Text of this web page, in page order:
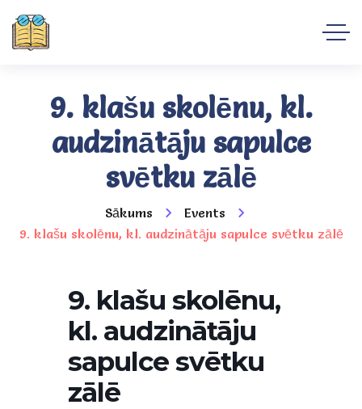
9. klašu skolēnu, kl.
audzinātāju sapulce
svētku zālē
Sākums
Events
9. klašu skolēnu, kl. audzinātāju sapulce svētku zālē
9. klašu skolēnu,
kl. audzinātāju
sapulce svētku
zālē